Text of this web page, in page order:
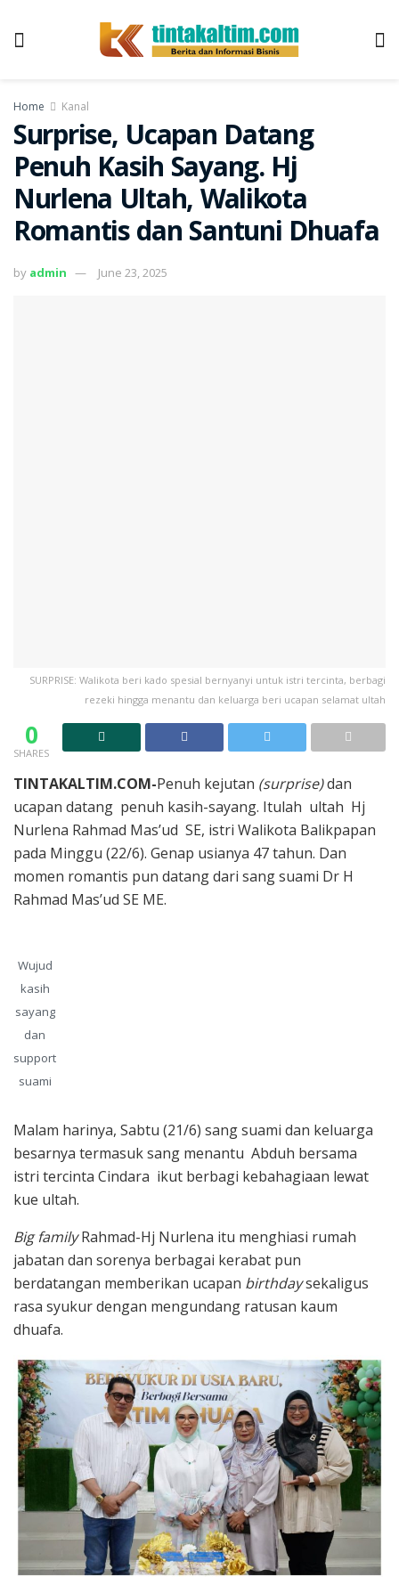
Home Kanal
Surprise, Ucapan Datang
Penuh Kasih Sayang. Hj
Nurlena Ultah, Walikota
Romantis dan Santuni Dhuafa
by admin June 23, 2025
SURPRISE: Walikota beri kado spesial bernyanyi untuk istri tercinta, berbagi
rezeki hingga menantu dan keluarga beri ucapan selamat ultah
0
SHARES
TINTAKALTIM.COM-Penuh kejutan (surprise)dan
ucapan datang penuh kasih-sayang. Itulah ultah Hj
Nurlena Rahmad Mas’ud SE, istri Walikota Balikpapan
pada Minggu (22/6). Genap usianya 47 tahun. Dan
momen romantis pun datang dari sang suami Dr H
Rahmad Mas’ud SE ME.
Wujud
kasih
sayang
dan
support
suami
Malam harinya, Sabtu (21/6) sang suami dan keluarga
besarnya termasuk sang menantu Abduh bersama
istri tercinta Cindara ikut berbagi kebahagiaan lewat
kue ultah.
Big familyRahmad-Hj Nurlena itu menghiasi rumah
jabatan dan sorenya berbagai kerabat pun
berdatangan memberikan ucapan birthdaysekaligus
rasa syukur dengan mengundang ratusan kaum
dhuafa.